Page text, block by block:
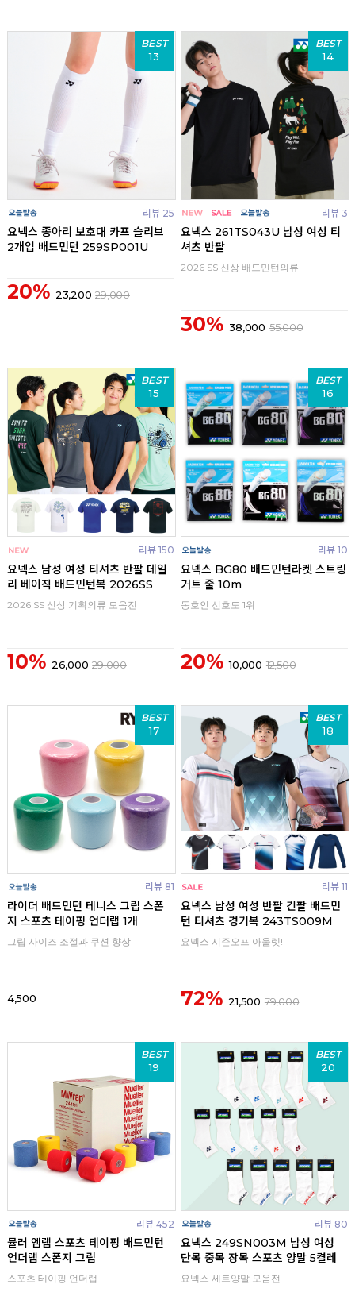
BEST
13
리뷰 25
요넥스 종아리 보호대 카프 슬리브
2개입 배드민턴 259SP001U
20% 23,200 29,000
BEST
14
리뷰 3
요넥스 261TS043U 남성 여성 티
셔츠 반팔
2026 SS 신상 배드민턴의류
30% 38,000 55,000
BEST
15
리뷰 150
요넥스 남성 여성 티셔츠 반팔 데일
리 베이직 배드민턴복 2026SS
2026 SS 신상 기획의류 모음전
10% 26,000 29,000
BEST
16
리뷰 10
요넥스 BG80 배드민턴라켓 스트링
거트 줄 10m
동호인 선호도 1위
20% 10,000 12,500
BEST
17
리뷰 81
라이더 배드민턴 테니스 그립 스폰
지 스포츠 테이핑 언더랩 1개
그립 사이즈 조절과 쿠션 향상
4,500
BEST
18
리뷰 11
요넥스 남성 여성 반팔 긴팔 배드민
턴 티셔츠 경기복 243TS009M
요넥스 시즌오프 아울렛!
72% 21,500 79,000
BEST
19
리뷰 452
뮬러 엠랩 스포츠 테이핑 배드민턴
언더랩 스폰지 그립
스포츠 테이핑 언더랩
BEST
20
리뷰 80
요넥스 249SN003M 남성 여성
단목 중목 장목 스포츠 양말 5켤레
요넥스 세트양말 모음전